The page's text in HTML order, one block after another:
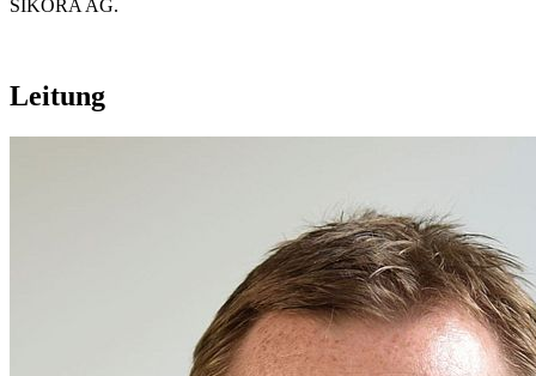
SIKORA AG.
Leitung